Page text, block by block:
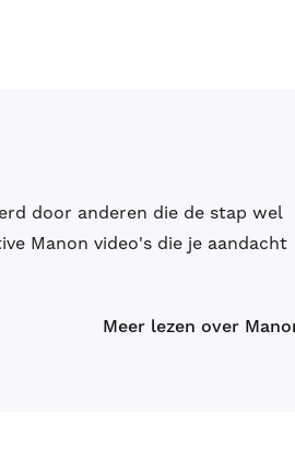
door anderen die de stap wel
Manon video's die je aandacht
Meer lezen over